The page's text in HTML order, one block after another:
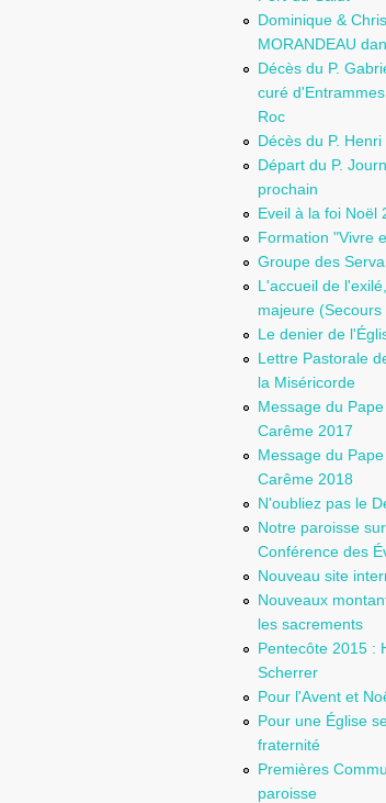
Dominique &
MORANDEAU
Décès du P.
curé
Roc
Décès du P. Henri
Départ du P.
prochain
Eveil à la foi Noël
Formation "Vivre
Groupe des
L'accueil de
majeure (Secours
Le denier de
Lettre Pastorale
la Miséricorde
Message du
Carême 2017
Message du
Carême 2018
N'oubliez pas le
Notre paroisse
Conférence des
Nouveau site
Nouveaux
les sacrements
Pentecôte 2015 :
Scherrer
Pour l'Avent et
Pour une Église
fraternité
Premières
paroisse